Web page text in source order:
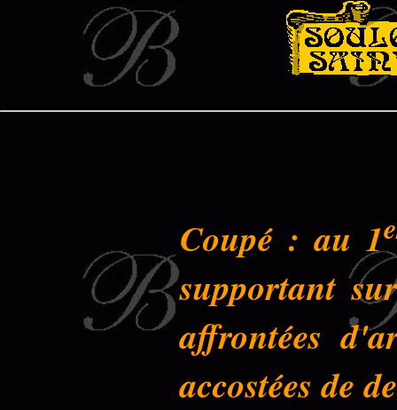
Coupé : au 1
supportant
affrontées
accostées de